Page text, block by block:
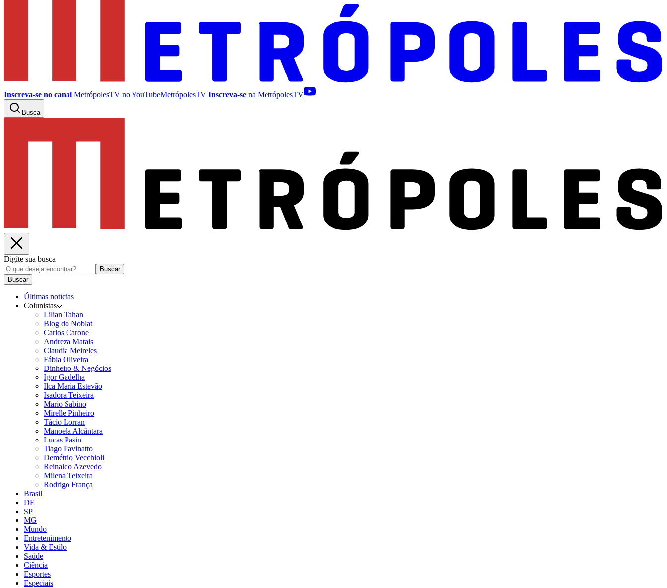
Inscreva-se no canal MetrópolesTV noYouTubeMetrópolesTV Inscreva-se na MetrópolesTV
Busca
Digite sua busca
Buscar
Buscar
Últimas notícias
Colunistas
Lilian Tahan
Blog do Noblat
Carlos Carone
Andreza Matais
Claudia Meireles
Fábia Oliveira
Dinheiro & Negócios
Igor Gadelha
Ilca Maria Estevão
Isadora Teixeira
Mario Sabino
Mirelle Pinheiro
Tácio Lorran
Manoela Alcântara
Lucas Pasin
Tiago Pavinatto
Demétrio Vecchioli
Reinaldo Azevedo
Milena Teixeira
Rodrigo França
Brasil
DF
SP
MG
Mundo
Entretenimento
Vida & Estilo
Saúde
Ciência
Esportes
Especiais